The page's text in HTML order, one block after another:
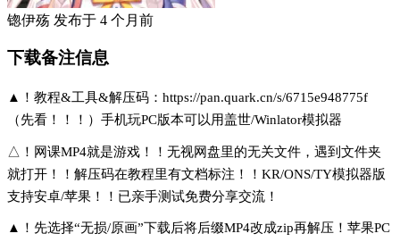
锪伊殇 发布于 4 个月前
下载备注信息
▲！教程&工具&解压码：https://pan.quark.cn/s/6715e948775f
（先看！！！）手机玩PC版本可以用盖世/Winlator模拟器
△！网课MP4就是游戏！！无视网盘里的无关文件，遇到文件夹
就打开！！解压码在教程里有文档标注！！KR/ONS/TY模拟器版
支持安卓/苹果！！已亲手测试免费分享交流！
▲！先选择“无损/原画”下载后将后缀MP4改成zip再解压！苹果PC